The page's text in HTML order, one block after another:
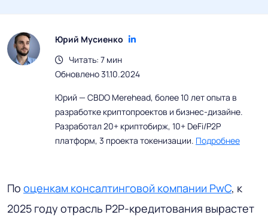
Юрий Мусиенко
Читать: 7 мин
Обновлено 31.10.2024
Юрий — CBDO Merehead, более 10 лет опыта в
разработке криптопроектов и бизнес-дизайне.
Разработал 20+ криптобирж, 10+ DeFi/P2P
платформ, 3 проекта токенизации. Подробнее
По оценкам консалтинговой компании PwC, к
2025 году отрасль P2P-кредитования вырастет